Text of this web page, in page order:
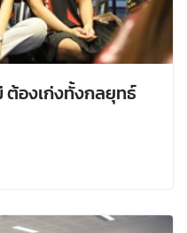
องเก่งทั้งกลยุทธ์